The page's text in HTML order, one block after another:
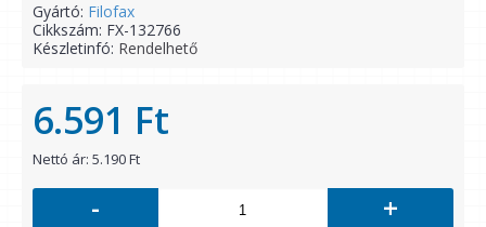
Gyártó: Filofax
Cikkszám: FX-132766
Készletinfó: Rendelhető
6.591 Ft
Nettó ár: 5.190 Ft
- +